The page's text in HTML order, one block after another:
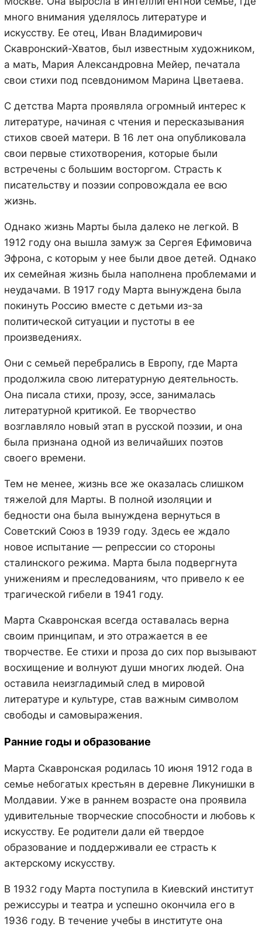
много внимания уделялось литературе и
искусству. Ее отец, Иван Владимирович
Скавронский-Хватов, был известным художником,
а мать, Мария Александровна Мейер, печатала
свои стихи под псевдонимом Марина Цветаева.
С детства Марта проявляла огромный интерес к
литературе, начиная с чтения и пересказывания
стихов своей матери. В 16 лет она опубликовала
свои первые стихотворения, которые были
встречены с большим восторгом. Страсть к
писательству и поэзии сопровождала ее всю
жизнь.
Однако жизнь Марты была далеко не легкой. В
1912 году она вышла замуж за Сергея Ефимовича
Эфрона, с которым у нее были двое детей. Однако
их семейная жизнь была наполнена проблемами и
неудачами. В 1917 году Марта вынуждена была
покинуть Россию вместе с детьми из-за
политической ситуации и пустоты в ее
произведениях.
Они с семьей перебрались в Европу, где Марта
продолжила свою литературную деятельность.
Она писала стихи, прозу, эссе, занималась
литературной критикой. Ее творчество
возглавляло новый этап в русской поэзии, и она
была признана одной из величайших поэтов
своего времени.
Тем не менее, жизнь все же оказалась слишком
тяжелой для Марты. В полной изоляции и
бедности она была вынуждена вернуться в
Советский Союз в 1939 году. Здесь ее ждало
новое испытание — репрессии со стороны
сталинского режима. Марта была подвергнута
унижениям и преследованиям, что привело к ее
трагической гибели в 1941 году.
Марта Скавронская всегда оставалась верна
своим принципам, и это отражается в ее
творчестве. Ее стихи и проза до сих пор вызывают
восхищение и волнуют души многих людей. Она
оставила неизгладимый след в мировой
литературе и культуре, став важным символом
свободы и самовыражения.
Ранние годы и образование
Марта Скавронская родилась 10 июня 1912 года в
семье небогатых крестьян в деревне Ликунишки в
Молдавии. Уже в раннем возрасте она проявила
удивительные творческие способности и любовь к
искусству. Ее родители дали ей твердое
образование и поддерживали ее страсть к
актерскому искусству.
В 1932 году Марта поступила в Киевский институт
режиссуры и театра и успешно окончила его в
1936 году. В течение учебы в институте она